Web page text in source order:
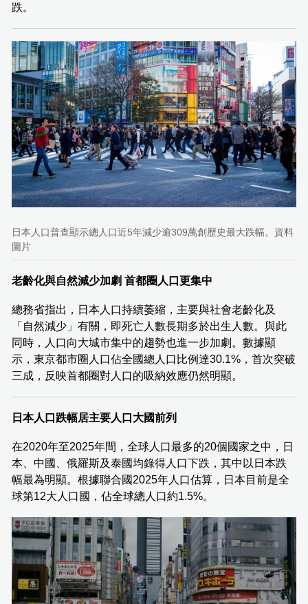
跌。
日本人口普查顯示總人口近5年減少逾309萬創歷史最大跌幅。資料
圖片
老齡化與自然減少加劇 首都圈人口更集中
總務省指出，日本人口持續萎縮，主要與社會老齡化及
「自然減少」有關，即死亡人數長期多於出生人數。與此
同時，人口向大城市集中的趨勢也進一步加劇。數據顯
示，東京都市圈人口佔全國總人口比例達30.1%，首次突破
三成，反映首都圈對人口的吸納效應仍然明顯。
日本人口跌幅居主要人口大國前列
在2020年至2025年間，全球人口最多的20個國家之中，日
本、中國、俄羅斯及泰國均錄得人口下跌，其中以日本跌
幅最為明顯。根據聯合國2025年人口估算，日本目前是全
球第12大人口國，佔全球總人口約1.5%。